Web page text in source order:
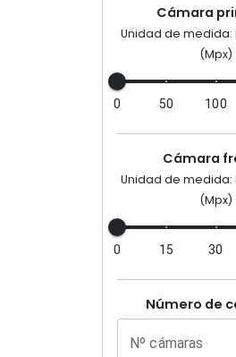
Cámara
Unidad de
(Mpx)
0 50 100
Cámara
Unidad de
(Mpx)
0 15 30
Número de
Nº cámaras